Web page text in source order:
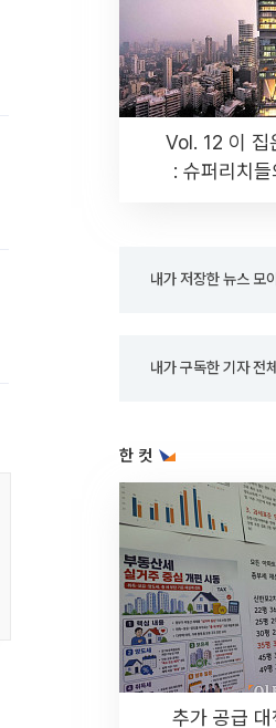
Vol. 12 이 집
: 슈퍼리치
내가 저장한 뉴스 모
내가 구독한 기자 전
한 컷
추가 공급